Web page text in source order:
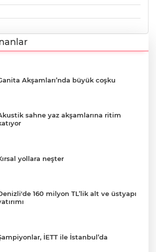
Akşamları’nda büyük coşku
sahne yaz akşamlarına ritim
yollara neşter
160 milyon TL’lik alt ve üstyapı
İETT ile İstanbul’da